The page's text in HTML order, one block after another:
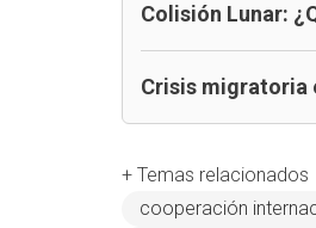
Colisión Lunar:
Crisis migratoria
+ Temas relacionados
cooperación